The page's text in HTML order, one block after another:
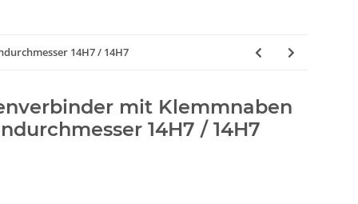
14H7 / 14H7
mit Klemmnaben
14H7 / 14H7